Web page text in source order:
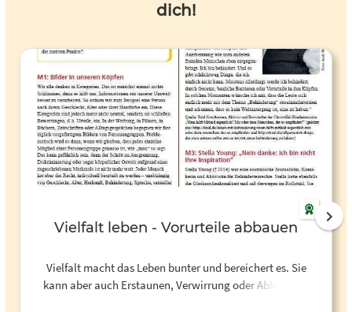
dich!
Vielfalt leben - Vorurteile abbauen
Vielfalt macht das Leben bunter und bereichert es. Sie
kann aber auch Erstaunen, Verwirrung oder Ablehnung